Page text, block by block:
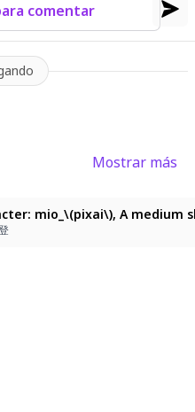
comentar
Mostrar más
A medium shot, eye-level
mio_\(pixai\), A